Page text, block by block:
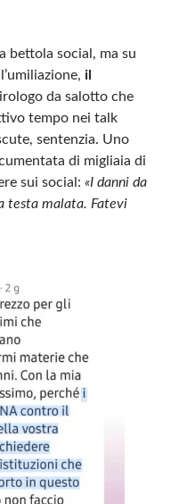
di terzi, di genere spam,
al rispetto delle norme sulla
a info[at]dinovalle.it e saranno
soggetto a variazioni nel tempo.
bettola social, ma su
il
da salotto che
tempo nei talk
sentenzia. Uno
di migliaia di
sui social:«I danni da
testa malata. Fatevi